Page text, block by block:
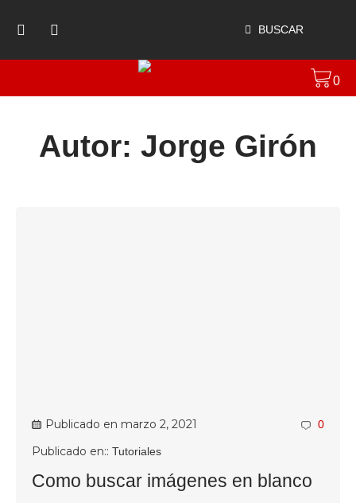
BUSCAR
0
Autor: Jorge Girón
Publicado en marzo 2, 2021 0
Publicado en:: Tutoriales
Como buscar imágenes en blanco